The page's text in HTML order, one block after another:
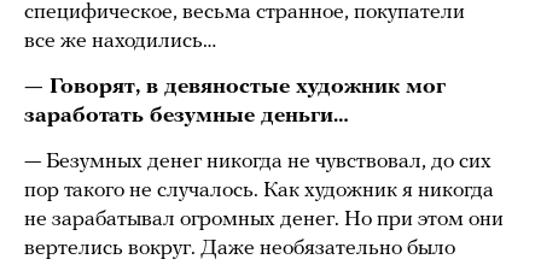
специфическое, весьма странное, покупатели
все же находились…
— Говорят, в девяностые художник мог
заработать безумные деньги…
— Безумных денег никогда не чувствовал, до сих
пор такого не случалось. Как художник я никогда
не зарабатывал огромных денег. Но при этом они
вертелись вокруг. Даже необязательно было